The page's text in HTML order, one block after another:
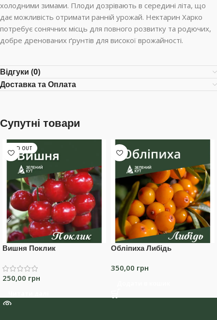
холодними зимами. Плоди дозрівають в середині літа, що
дає можливість отримати ранній урожай. Нектарин Харко
потребує сонячних місць для повного розвитку та родючих,
добре дренованих ґрунтів для високої врожайності.
Відгуки (0)
Доставка та Оплата
Супутні товари
SOLD OUT
Вишня Поклик
250,00 грн
Обліпиха Либідь
350,00 грн